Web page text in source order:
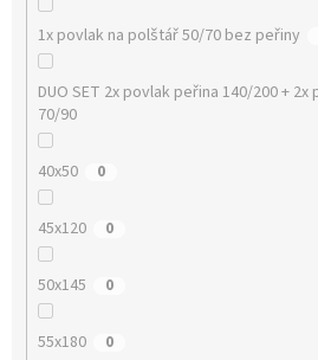
1x povlak na polštář 50/70 bez peřiny
DUO SET 2x povlak peřina 140/200 +
70/90
40x50 0
45x120 0
50x145 0
55x180 0